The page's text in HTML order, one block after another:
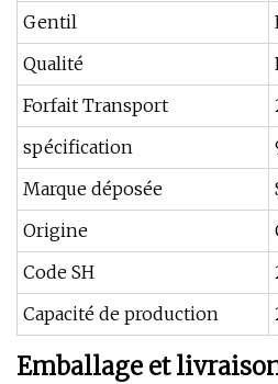
Gentil
Qualité
Forfait Transport
spécification
Marque déposée
Origine
Code SH
Capacité de production
Emballage et